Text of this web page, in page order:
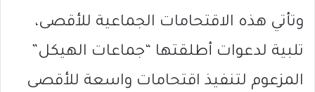
وتأتي هذه الاقتحامات الجماعية للأقصى،
تلبية لدعوات أطلقتها “جماعات الهيكل”
المزعوم لتنفيذ اقتحامات واسعة للأقصى